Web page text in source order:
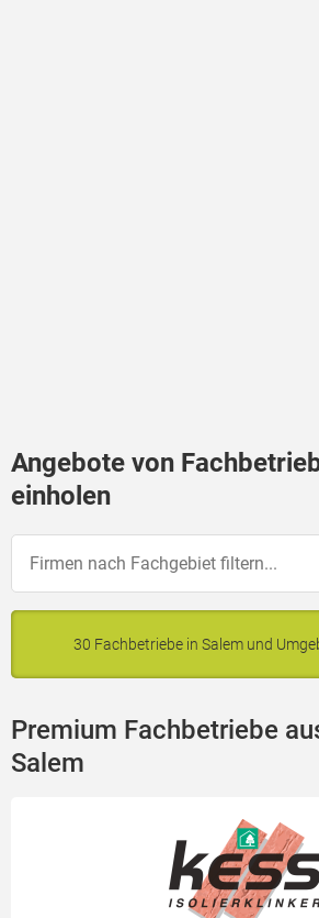
Angebote von
einholen
30 Fachbetriebe in Salem und
Premium Fachbetriebe
Salem